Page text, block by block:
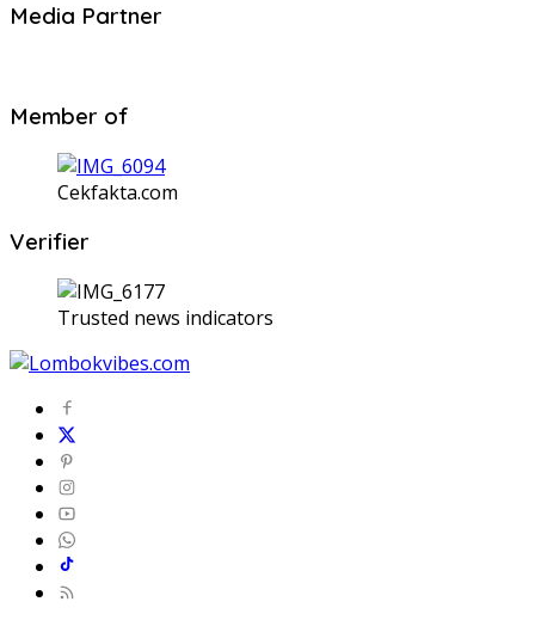
Media Partner
Member of
Cekfakta.com
Verifier
Trusted news indicators